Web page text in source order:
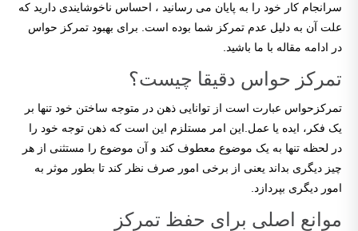
سرانجام کار خود را به پایان می رسانید ، احساس ناخوشایندی دارید که
علت آن به دلیل عدم تمرکز شما بوده است. برای بهبود تمرکز حواس
در ادامه مقاله با ما باشید.
تمرکز حواس دقیقا چیست؟
تمرکزحواس عبارت است از توانایی ذهن در متوجه ساختن خود تنها بر
یک فکر، ایده یا عمل.این امر مستلزم این است که ذهن توجه خود را
در لحظه تنها به یک موضوع معطوف کند و آن موضوع را مستثنی از هر
چیز دیگری بداند یعنی از برخی امور صرف نظر کند تا بطور موثر به
امور دیگری بپردازد.
موانع اصلی برای حفظ تمرکز